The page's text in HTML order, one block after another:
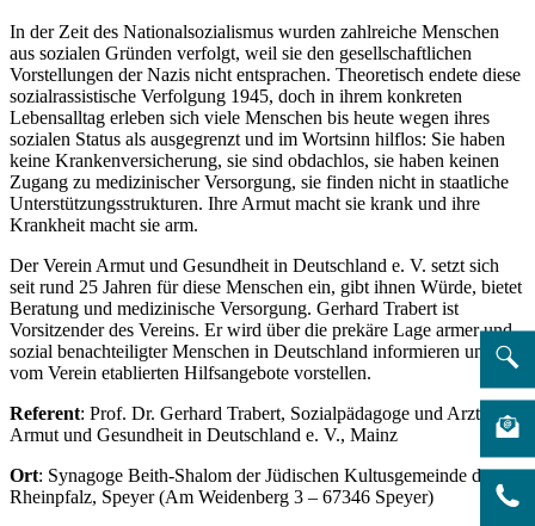
In der Zeit des Nationalsozialismus wurden zahlreiche Menschen
aus sozialen Gründen verfolgt, weil sie den gesellschaftlichen
Vorstellungen der Nazis nicht entsprachen. Theoretisch endete diese
sozialrassistische Verfolgung 1945, doch in ihrem konkreten
Lebensalltag erleben sich viele Menschen bis heute wegen ihres
sozialen Status als ausgegrenzt und im Wortsinn hilflos: Sie haben
keine Krankenversicherung, sie sind obdachlos, sie haben keinen
Zugang zu medizinischer Versorgung, sie finden nicht in staatliche
Unterstützungsstrukturen. Ihre Armut macht sie krank und ihre
Krankheit macht sie arm.
Der Verein Armut und Gesundheit in Deutschland e. V. setzt sich
seit rund 25 Jahren für diese Menschen ein, gibt ihnen Würde, bietet
Beratung und medizinische Versorgung. Gerhard Trabert ist
Vorsitzender des Vereins. Er wird über die prekäre Lage armer und
sozial benachteiligter Menschen in Deutschland informieren und die
vom Verein etablierten Hilfsangebote vorstellen.
Referent: Prof. Dr. Gerhard Trabert, Sozialpädagoge und Arzt,
Armut und Gesundheit in Deutschland e. V., Mainz
Ort: Synagoge Beith-Shalom der Jüdischen Kultusgemeinde der
Rheinpfalz, Speyer (Am Weidenberg 3 – 67346 Speyer)